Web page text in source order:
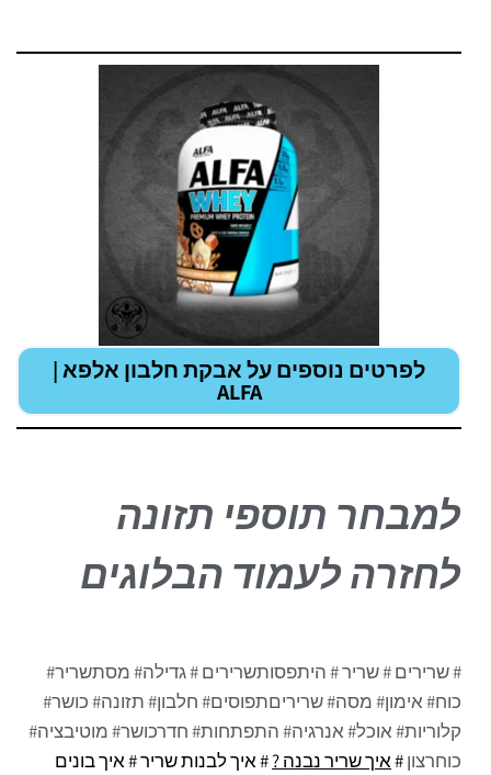
לפרטים נוספים על אבקת חלבון אלפא |
ALFA
למבחר תוספי תזונה
לחזרה לעמוד הבלוגים
# שרירים# שריר# היתפסותשרירים# גדילה# מסתשריר#
כוח# אימון# מסה# שריריםתפוסים# חלבון# תזונה# כושר#
קלוריות# אוכל# אנרגיה# התפתחות# חדרכושר# מוטיבציה#
כוחרצון#איך שריר נבנה ?# איך לבנות שריר # איך בונים